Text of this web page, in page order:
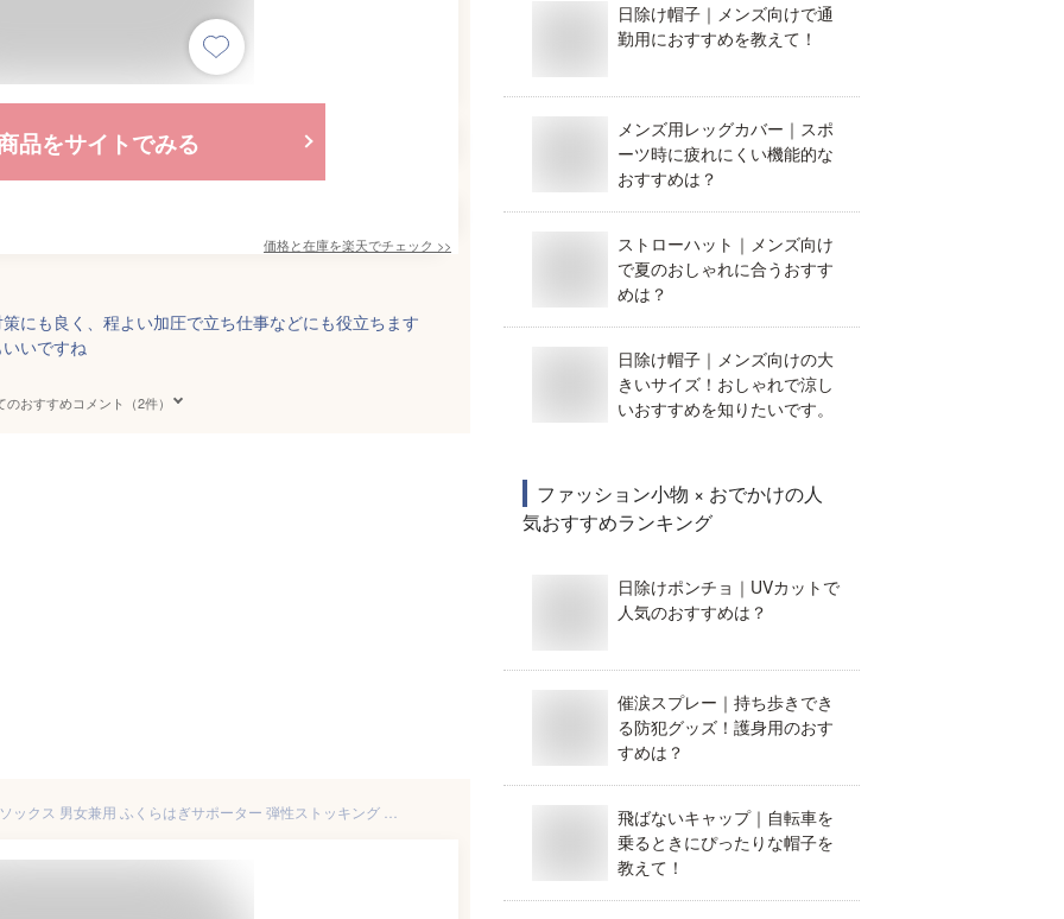
品をサイトでみる
価格と在庫を楽天でチェック >>
にも良く、程よい加圧で立ち仕事などにも役立ちます
いですね
のおすすめコメント（2件）
日除け帽子｜メンズ向けで通
勤用におすすめを教えて！
メンズ用レッグカバー｜スポ
ーツ時に疲れにくい機能的な
おすすめは？
ストローハット｜メンズ向け
で夏のおしゃれに合うおすす
めは？
日除け帽子｜メンズ向けの大
きいサイズ！おしゃれで涼し
いおすすめを知りたいです。
ファッション小物 × おでかけの人
気おすすめランキング
日除けポンチョ｜UVカットで
人気のおすすめは？
催涙スプレー｜持ち歩きでき
る防犯グッズ！護身用のおす
すめは？
飛ばないキャップ｜自転車を
乗るときにぴったりな帽子を
教えて！